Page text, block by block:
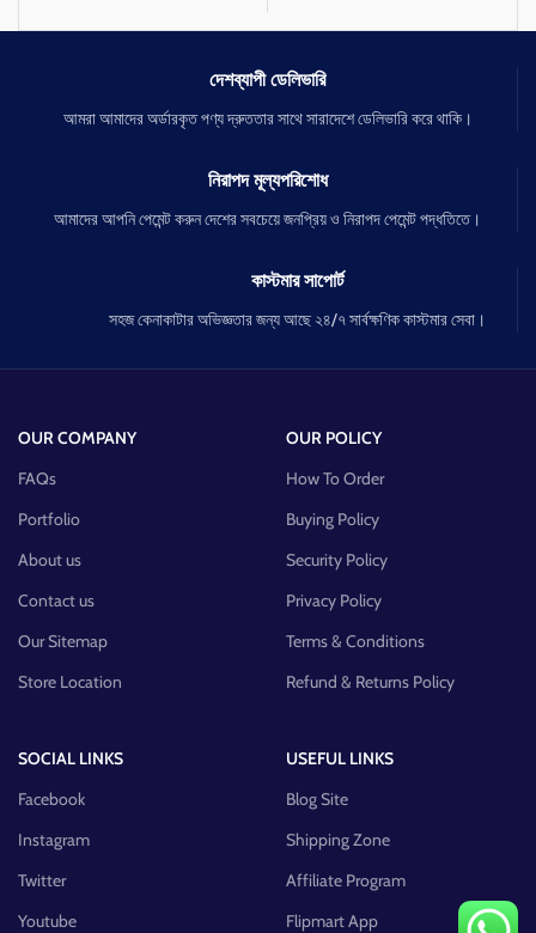
দেশব্যাপী ডেলিভারি
আমরা আমাদের অর্ডারকৃত পণ্য দ্রুততার সাথে সারাদেশে ডেলিভারি করে থাকি।
নিরাপদ মূল্যপরিশোধ
আমাদের আপনি পেমেন্ট করুন দেশের সবচেয়ে জনপ্রিয় ও নিরাপদ পেমেন্ট পদ্ধতিতে।
কাস্টমার সাপোর্ট
সহজ কেনাকাটার অভিজ্ঞতার জন্য আছে ২৪/৭ সার্বক্ষণিক কাস্টমার সেবা।
OUR COMPANY
FAQs
Portfolio
About us
Contact us
Our Sitemap
Store Location
OUR POLICY
How To Order
Buying Policy
Security Policy
Privacy Policy
Terms & Conditions
Refund & Returns Policy
SOCIAL LINKS
Facebook
Instagram
Twitter
Youtube
USEFUL LINKS
Blog Site
Shipping Zone
Affiliate Program
Flipmart App